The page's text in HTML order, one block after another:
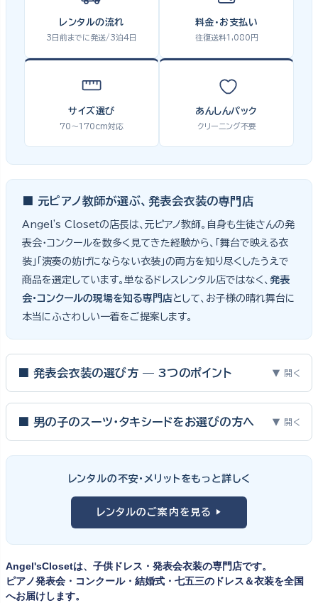
レンタルの流れ
3日前までに発送/3泊4日
料金・お支払い
往復送料1,080円
サイズ選び
70〜170cm対応
あんしんパック
クリーニング不要
■ 元ピアノ教師が選ぶ、発表会衣装の専門店
Angel's Closetの店長は、元ピアノ教師。自身も生徒さんの発
表会・コンクールを数多く見てきた経験から、「舞台で映える衣
装」「演奏の妨げにならない衣装」の両方を知り尽くしたうえで
商品を選定しています。単なるドレスレンタル店ではなく、 発表
会・コンクールの現場を知る専門店として、お子様の晴れ舞台に
本当にふさわしい一着をご提案します。
■ 発表会衣装の選び方 — 3つのポイント ▼ 開く
ピアノ発表会・バイオリン発表会・コンクールの舞台は、お子様にと
って特別な一日。元ピアノ教師としての経験から、衣装選びで大切
① サイズは"ジャストフィット"を選ぶ
舞台上で最も美しく見えるのは、お子様の体にきちんと合ったサ
イズのドレス・スーツです。「大きめを買って長く着せたい」という
何よりお子様を輝かせます。レンタルなら、その時のジャストサイ
ズを遠慮なく選べるのが最大のメリット。胸囲・身丈の正しい測り
■ 男の子のスーツ・タキシードをお選びの方へ ▼ 開く
向け、スリーピーススーツやベストスタイルは合唱・アンサンブル向
けと、シーンで使い分けるのがおすすめです。詳しくは
ツ・タキシード一覧
レンタルの不安・メリットをもっと詳しく
レンタルのご案内を見る ▶
Angel'sClosetは、子供ドレス・発表会衣装の専門店です。
ピアノ発表会・コンクール・結婚式・七五三のドレス＆衣装を全国
へお届けします。